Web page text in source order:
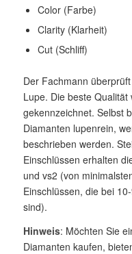
Color (Farbe)
Clarity (Klarheit)
Cut (Schliff)
Der Fachmann
Lupe. Die beste Qualität
gekennzeichnet. Selbst
Diamanten lupenrein,
beschrieben werden.
Einschlüssen erhalten
und vs2 (von
Einschlüssen, die bei
sind).
Hinweis: Möchten Sie
Diamanten kaufen,